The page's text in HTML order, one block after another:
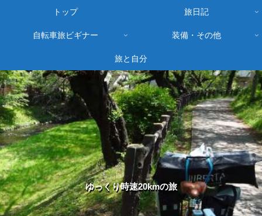
ゆっくり時速20kmの旅
トップ 旅日記
自転車旅ビギナー 装備・その他
旅と自分